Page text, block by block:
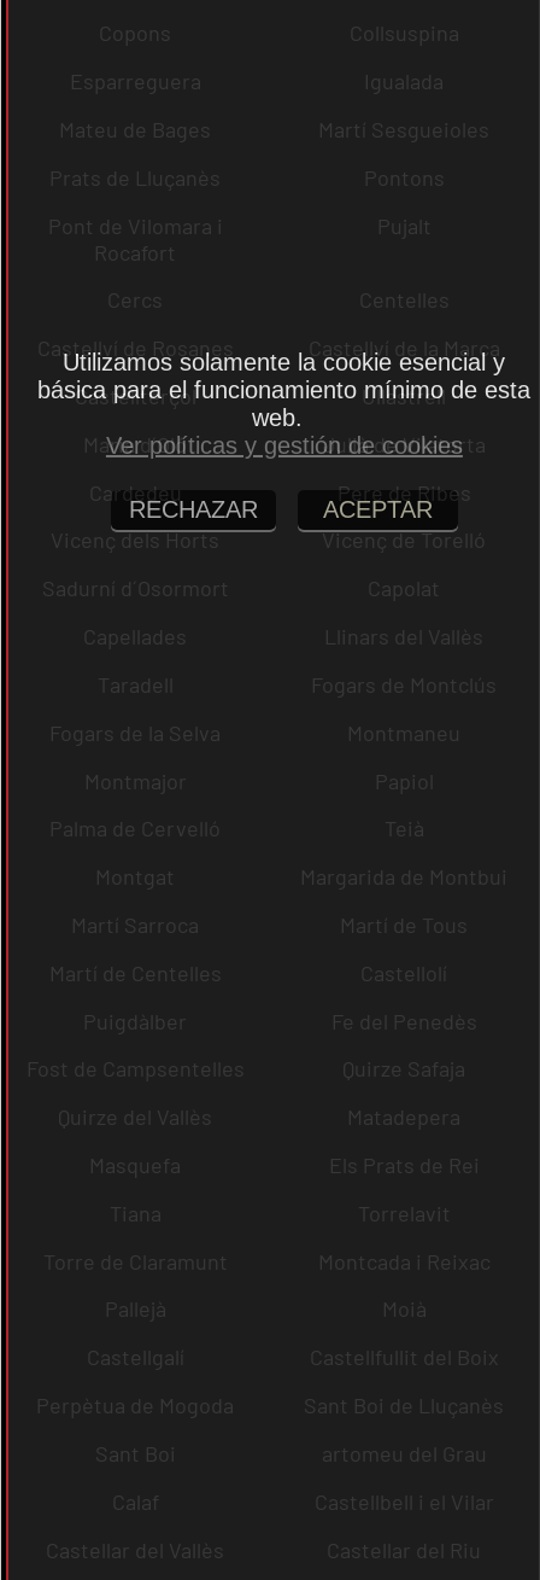
Copons
Collsuspina
Esparreguera
Igualada
Mateu de Bages
Martí Sesgueioles
Prats de Lluçanès
Pontons
Pont de Vilomara i
Rocafort
Pujalt
Cercs
Centelles
Castellví de Rosanes
Castellví de la Marca
Castellterçol
Ullastrell
Maria d´Oló
Julià de Vilatorta
Cardedeu
Pere de Ribes
Vicenç dels Horts
Vicenç de Torelló
Sadurní d´Osormort
Capolat
Capellades
Llinars del Vallès
Taradell
Fogars de Montclús
Fogars de la Selva
Montmaneu
Montmajor
Papiol
Palma de Cervelló
Teià
Montgat
Margarida de Montbui
Martí Sarroca
Martí de Tous
Martí de Centelles
Castellolí
Puigdàlber
Fe del Penedès
Fost de Campsentelles
Quirze Safaja
Quirze del Vallès
Matadepera
Masquefa
Els Prats de Rei
Tiana
Torrelavit
Torre de Claramunt
Montcada i Reixac
Pallejà
Moià
Castellgalí
Castellfullit del Boix
Perpètua de Mogoda
Sant Boi de Lluçanès
Sant Boi
artomeu del Grau
Calaf
Castellbell i el Vilar
Castellar del Vallès
Castellar del Riu
Utilizamos solamente la cookie esencial y
básica para el funcionamiento mínimo de esta
web.
Ver políticas y gestión de cookies
RECHAZAR ACEPTAR